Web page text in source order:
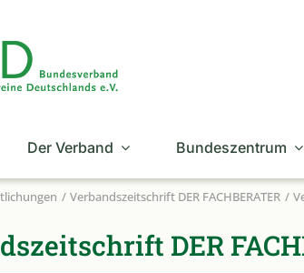
Der Verband Bundeszentrum
Verbandszeitschrift DER FACHBERATER
DER